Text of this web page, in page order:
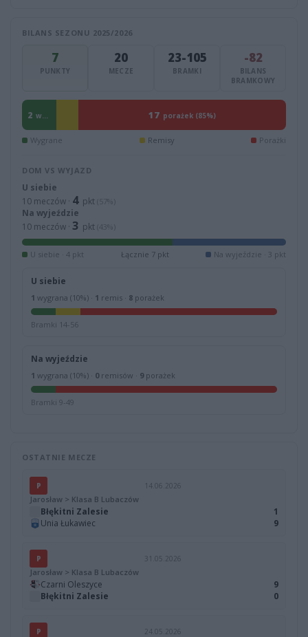
BILANS SEZONU 2025/2026
7
PUNKTY
20
MECZE
23-105
BRAMKI
-82
BILANS
BRAMKOWY
2 wygrane (10%) 17 porażek (85%)
Wygrane Remisy Porażki
DOM VS WYJAZD
U siebie
10 meczów · 4 pkt (57%)
Na wyjeździe
10 meczów · 3 pkt (43%)
U siebie · 4 pkt Łącznie 7 pkt Na wyjeździe · 3 pkt
U siebie
1 wygrana (10%) · 1 remis · 8 porażek
Bramki 14-56
Na wyjeździe
1 wygrana (10%) · 0remisów · 9porażek
Bramki 9-49
OSTATNIE MECZE
P 14.06.2026
Jarosław > Klasa B Lubaczów
Błękitni Zalesie
1
Unia Łukawiec
9
P 31.05.2026
Jarosław > Klasa B Lubaczów
Czarni Oleszyce
9
Błękitni Zalesie
0
P 24.05.2026